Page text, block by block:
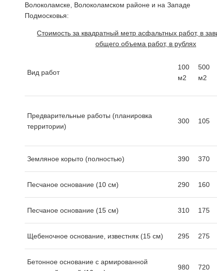
Волоколамске, Волоколамском районе и на Западе
Подмосковья:
Стоимость за квадратный метр асфальтных работ, в
общего объема работ, в рублях
Вид работ
100
м2
500
м2
Предварительные работы (планировка
территории)
300 105
Земляное корыто (полностью) 390 370
Песчаное основание (10 см) 290 160
Песчаное основание (15 см) 310 175
Щебеночное основание, известняк (15 см) 295 275
Бетонное основание с армированной
980 720